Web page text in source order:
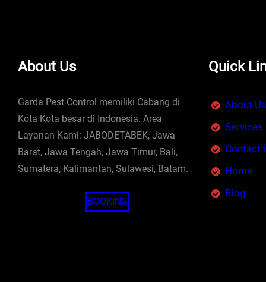
About Us
Garda Pest Control memiliki Cabang di
Kota Kota besar di Indonesia. Area
Layanan Kami: JABODETABEK, Jawa
Barat, Jawa Tengah, Jawa Timur, Bali,
Sumatera, Kalimantan, Sulawesi, Batam.
BOOKING
Quick
About Us
Services
Contact
Home
Blog